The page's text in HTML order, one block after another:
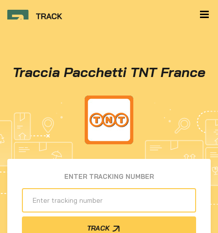
Traccia Pacchetti TNT France
ENTER TRACKING NUMBER
TRACK